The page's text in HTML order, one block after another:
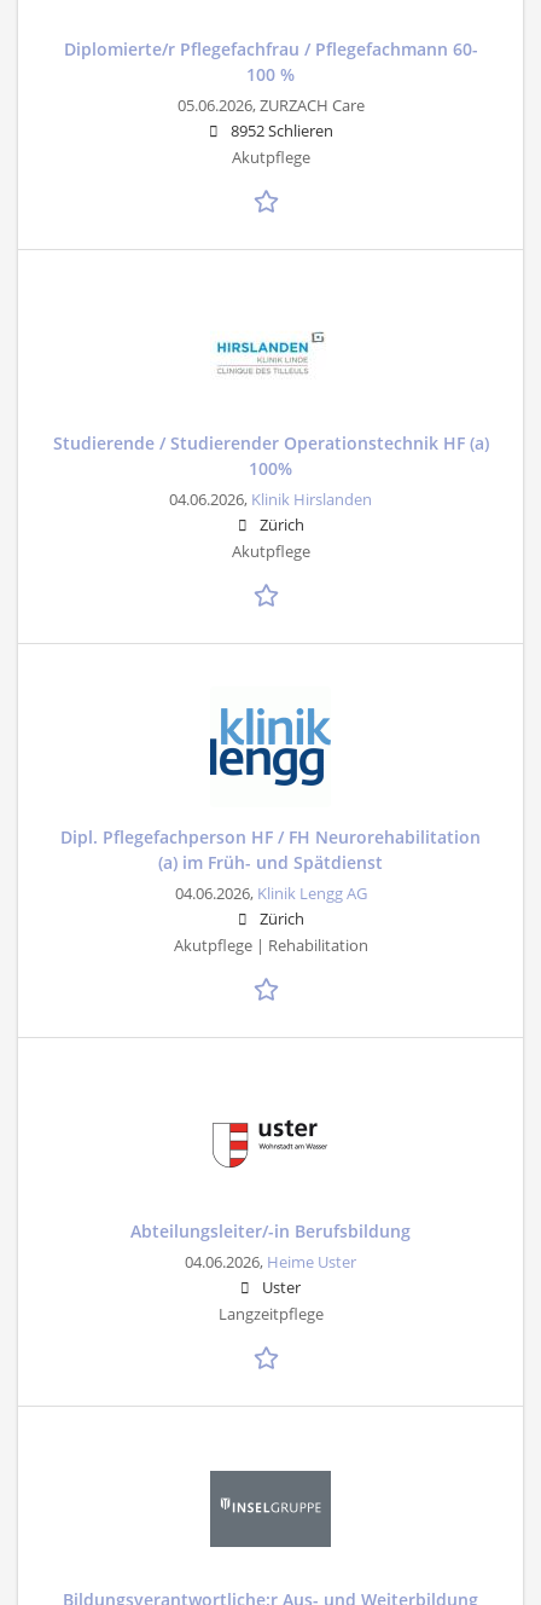
Diplomierte/r Pflegefachfrau / Pflegefachmann 60-
100 %
05.06.2026,ZURZACH Care
8952 Schlieren
Akutpflege
Studierende / Studierender Operationstechnik HF (a)
100%
04.06.2026, Klinik Hirslanden
Zürich
Akutpflege
Dipl. Pflegefachperson HF / FH Neurorehabilitation
(a) im Früh- und Spätdienst
04.06.2026, Klinik Lengg AG
Zürich
Akutpflege | Rehabilitation
Abteilungsleiter/-in Berufsbildung
04.06.2026, Heime Uster
Uster
Langzeitpflege
Bildungsverantwortliche:r Aus- und Weiterbildung